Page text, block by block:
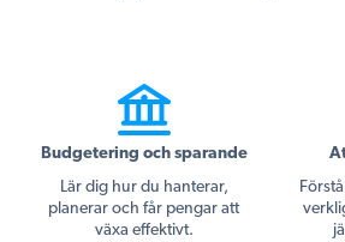
Budgetering och sparande
Lär dig hur du hanterar,
planerar och får pengar att
växa effektivt.